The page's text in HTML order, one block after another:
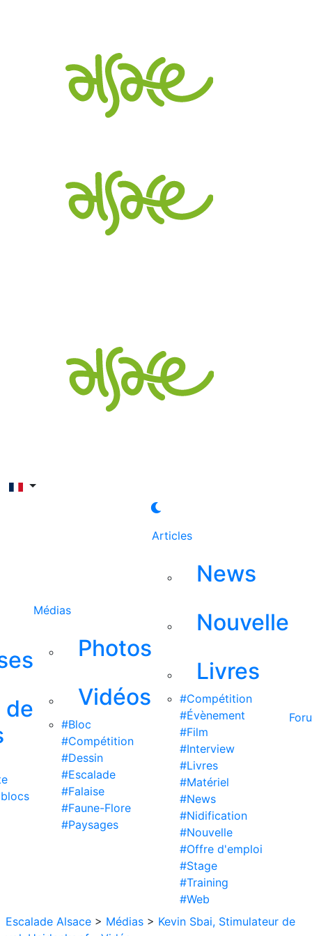
de
Médias
Photos
Vidéos
#Bloc
#Compétition
#Dessin
#Escalade
#Falaise
#Faune-Flore
#Paysages
Articles
News
Nouvelle
Livres
#Compétition
#Évènement
#Film
#Interview
#Livres
#Matériel
#News
#Nidification
#Nouvelle
#Offre d'emploi
#Stage
#Training
#Web
Escalade Alsace > Médias > Kevin Sbai, Stimulateur de